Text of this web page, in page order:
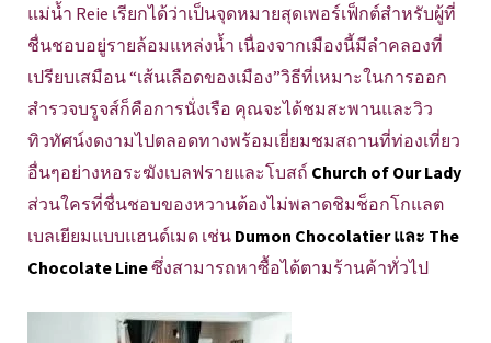
แม่น้ำ Reie เรียกได้ว่าเป็นจุดหมายสุดเพอร์เฟ็กต์สำหรับผู้ที่
ชื่นชอบอยู่รายล้อมแหล่งน้ำ เนื่องจากเมืองนี้มีลำคลองที่
เปรียบเสมือน “เส้นเลือดของเมือง”วิธีที่เหมาะในการออก
สำรวจบรูจส์ก็คือการนั่งเรือ คุณจะได้ชมสะพานและวิว
ทิวทัศน์งดงามไปตลอดทางพร้อมเยี่ยมชมสถานที่ท่องเที่ยว
อื่นๆอย่างหอระฆังเบลฟรายและโบสถ์ Church of Our Lady
ส่วนใครที่ชื่นชอบของหวานต้องไม่พลาดชิมช็อกโกแลต
เบลเยียมแบบแฮนด์เมด เช่น Dumon Chocolatier และ The
Chocolate Lineซึ่งสามารถหาซื้อได้ตามร้านค้าทั่วไป